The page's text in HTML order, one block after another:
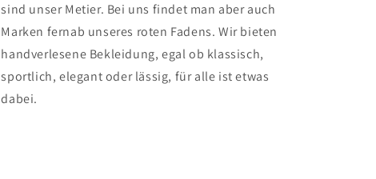
sind unser Metier. Bei uns findet man aber auch
Marken fernab unseres roten Fadens. Wir bieten
handverlesene Bekleidung, egal ob klassisch,
sportlich, elegant oder lässig, für alle ist etwas
dabei.